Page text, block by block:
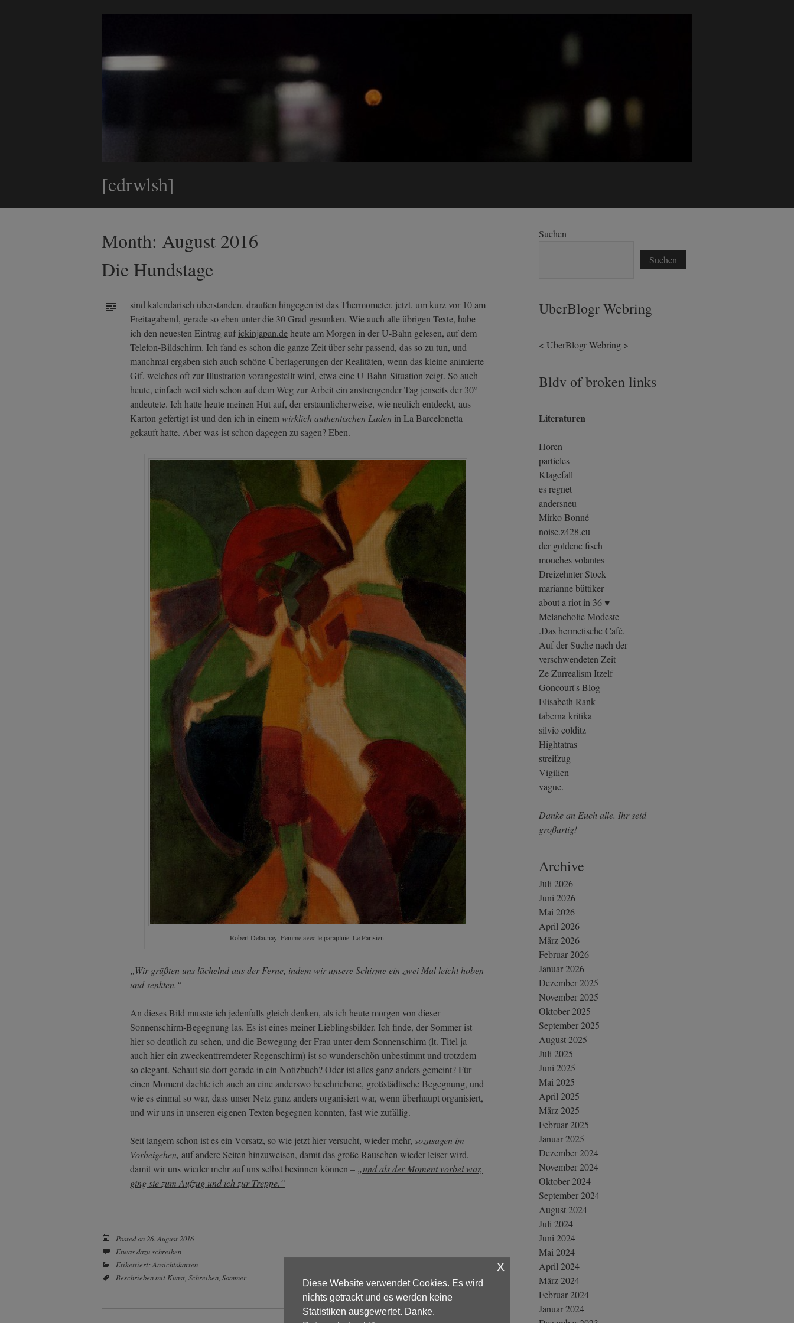
[cdrwlsh]
Month: August 2016
Die Hundstage
sind kalendarisch überstanden, draußen hingegen ist das Thermometer, jetzt, um kurz vor 10 am
Freitagabend, gerade so eben unter die 30 Grad gesunken. Wie auch alle übrigen Texte, habe
ich den neuesten Eintrag aufickinjapan.deheute am Morgen in der U-Bahn gelesen, auf dem
Telefon-Bildschirm. Ich fand es schon die ganze Zeit über sehr passend, das so zu tun, und
manchmal ergaben sich auch schöne Überlagerungen der Realitäten, wenn das kleine animierte
Gif, welches oft zur Illustration vorangestellt wird, etwa eine U-Bahn-Situation zeigt. So auch
heute, einfach weil sich schon auf dem Weg zur Arbeit ein anstrengender Tag jenseits der 30°
andeutete. Ich hatte heute meinen Hut auf, der erstaunlicherweise, wie neulich entdeckt, aus
Karton gefertigt ist und den ich in einem wirklich authentischen Laden in La Barcelonetta
gekauft hatte. Aber was ist schon dagegen zu sagen? Eben.
Robert Delaunay: Femme avec le parapluie. Le Parisien.
„Wir grüßten uns lächelnd aus der Ferne, indem wir unsere Schirme ein zwei Mal leicht hoben
und senkten.“
An dieses Bild musste ich jedenfalls gleich denken, als ich heute morgen von dieser
Sonnenschirm-Begegnung las. Es ist eines meiner Lieblingsbilder. Ich finde, der Sommer ist
hier so deutlich zu sehen, und die Bewegung der Frau unter dem Sonnenschirm (lt. Titel ja
auch hier ein zweckentfremdeter Regenschirm) ist so wunderschön unbestimmt und trotzdem
so elegant. Schaut sie dort gerade in ein Notizbuch? Oder ist alles ganz anders gemeint? Für
einen Moment dachte ich auch an eine anderswo beschriebene, großstädtische Begegnung, und
wie es einmal so war, dass unser Netz ganz anders organisiert war, wenn überhaupt organisiert,
und wir uns in unseren eigenen Texten begegnen konnten, fast wie zufällig.
Seit langem schon ist es ein Vorsatz, so wie jetzt hier versucht, wieder mehr, sozusagen im
Vorbeigehen, auf andere Seiten hinzuweisen, damit das große Rauschen wieder leiser wird,
damit wir uns wieder mehr auf uns selbst besinnen können – „und als der Moment vorbei war,
ging sie zum Aufzug und ich zur Treppe.“
Posted on 26. August 2016
Etwas dazu schreiben
Etikettiert: Ansichtskarten
Beschrieben mit Kunst Schreiben Sommer
Suchen
Suchen
UberBlogr Webring
< UberBlogr Webring >
Bldv of broken links
Literaturen
Horen
particles
Klagefall
es regnet
andersneu
Mirko Bonné
noise.z428.eu
der goldene fisch
mouches volantes
Dreizehnter Stock
marianne büttiker
about a riot in 36 ♥
Melancholie Modeste
.Das hermetische Café.
Auf der Suche nach der
verschwendeten Zeit
Ze Zurrealism Itzelf
Goncourt's Blog
Elisabeth Rank
taberna kritika
silvio colditz
Hightatras
streifzug
Vigilien
vague.
Danke an Euch alle. Ihr seid
großartig!
Archive
Juli 2026
Juni 2026
Mai 2026
April 2026
März 2026
Februar 2026
Januar 2026
Dezember 2025
November 2025
Oktober 2025
September 2025
August 2025
Juli 2025
Juni 2025
Mai 2025
April 2025
März 2025
Februar 2025
Januar 2025
Dezember 2024
November 2024
Oktober 2024
September 2024
August 2024
Juli 2024
Juni 2024
Mai 2024
April 2024
März 2024
Februar 2024
Januar 2024
Diese Website verwendet Cookies. Es wird
nichts getrackt und es werden keine
Statistiken ausgewertet. Danke.
x